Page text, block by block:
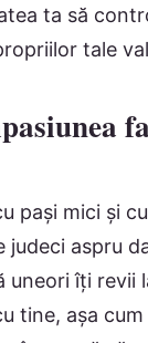
ta să
tale
pași mici și
judeci aspru
uneori îți revii
tine, așa